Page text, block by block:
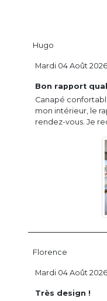
Hugo
Bon rapport
Canapé
mon intérieur, le
rendez-vous. Je
Mardi 04 Août 2026
Florence
Très design !
Mardi 04 Août 2026